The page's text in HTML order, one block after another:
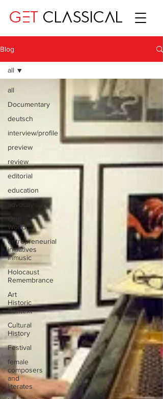
GET CLASSICAL
Blog
all
Documentary
deutsch
interview/profile
preview
review
editorial
education
advocay
One
World
entrepreneurial
initiatives
inmusic
Holocaust
Remembrance
Art
Historic
Context
Cultural
History
Festival
female
composers
and
literates
all